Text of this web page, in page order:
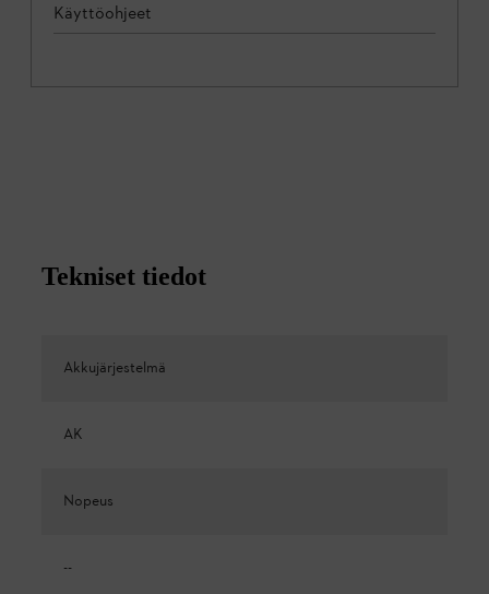
Käyttöohjeet
Tekniset tiedot
Akkujärjestelmä
AK
Nopeus
--